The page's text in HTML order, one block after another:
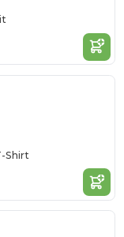
Shirt